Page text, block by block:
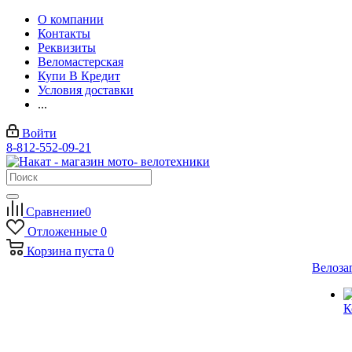
О компании
Контакты
Реквизиты
Веломастерская
Купи В Кредит
Условия доставки
...
Войти
8-812-552-09-21
Сравнение0
Отложенные 0
Корзина пуста 0